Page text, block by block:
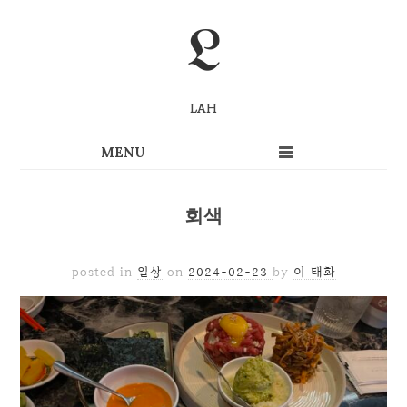
L
LAH
회색
posted in 일상 on 2024-02-23 by 이 태화